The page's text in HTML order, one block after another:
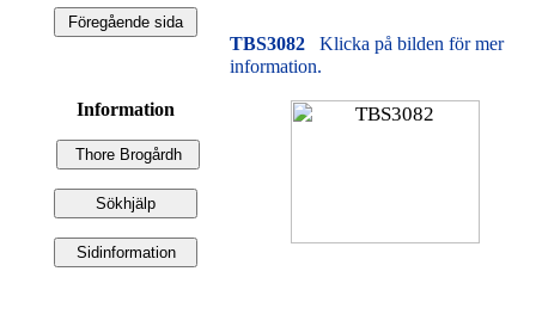
Information
TBS3082
Klicka på bilden för mer
information.